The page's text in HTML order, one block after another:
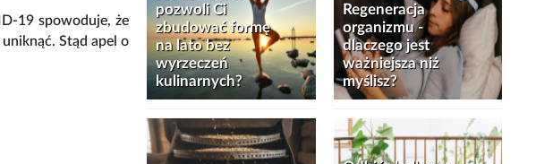
19 spowoduje, że
Stąd apel o
pozwoli Ci
zbudować formę
na lato bez
wyrzeczeń
kulinarnych?
Regeneracja
organizmu -
dlaczego jest
ważniejsza niż
myślisz?